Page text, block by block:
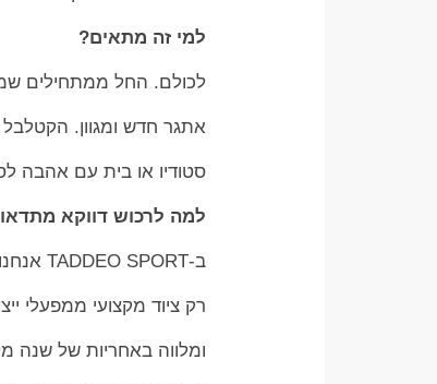
למי זה מתאים?
לכולם. החל ממתחילים
אתגר חדש ומגוון.
סטודיו או בית עם אהבה
למה לרכוש דווקא
ב-TADDEO SPORT אנחנו לא רק יבואנים – אנחנו מאמינים באיכות, אמינות ושירות. אנו מייבאים
רק ציוד מקצועי ממפעלי
ומלווה באחריות של שנה